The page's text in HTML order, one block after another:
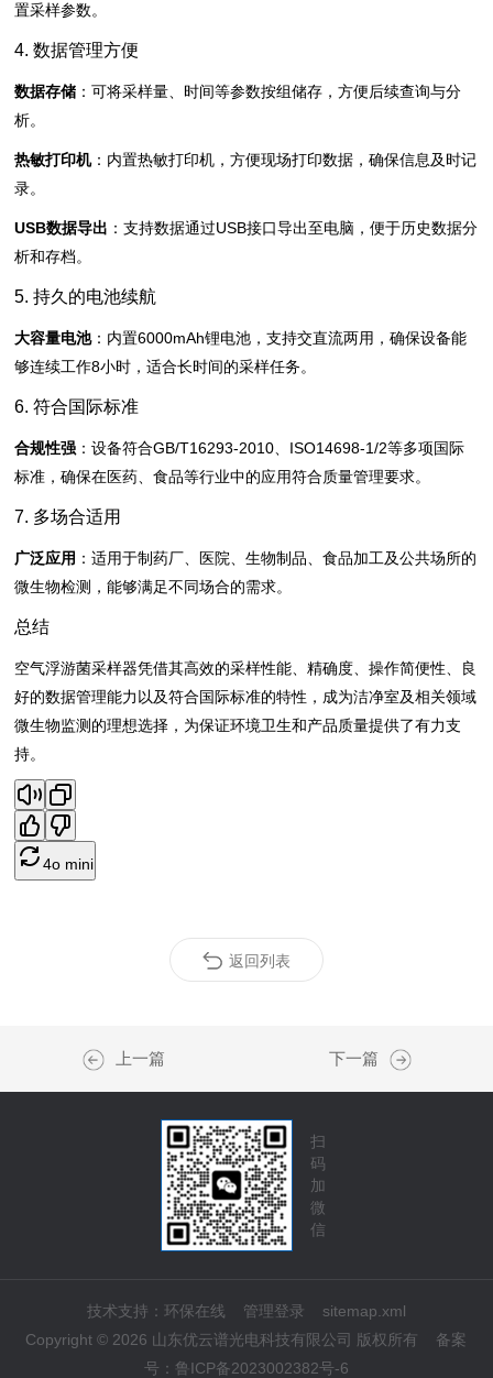
置采样参数。
4. 数据管理方便
数据存储 ：可将采样量、时间等参数按组储存，方便后续查询与分
析。
热敏打印机：内置热敏打印机，方便现场打印数据，确保信息及时记
录。
USB数据导出 ：支持数据通过USB接口导出至电脑，便于历史数据分
析和存档。
5. 持久的电池续航
大容量电池：内置6000mAh锂电池，支持交直流两用，确保设备能
够连续工作8小时，适合长时间的采样任务。
6. 符合国际标准
合规性强 ：设备符合GB/T16293-2010、ISO14698-1/2等多项国际
标准，确保在医药、食品等行业中的应用符合质量管理要求。
7. 多场合适用
广泛应用 ：适用于制药厂、医院、生物制品、食品加工及公共场所的
微生物检测，能够满足不同场合的需求。
总结
空气浮游菌采样器凭借其高效的采样性能、精确度、操作简便性、良
好的数据管理能力以及符合国际标准的特性，成为洁净室及相关领域
微生物监测的理想选择，为保证环境卫生和产品质量提供了有力支
持。
4o mini
返回列表
上一篇 下一篇
扫
码
加
微
信
技术支持： 环保在线 管理登录
sitemap.xml
Copyright © 2026 山东优云谱光电科技有限公司 版权所有 备案
号： 鲁ICP备2023002382号-6